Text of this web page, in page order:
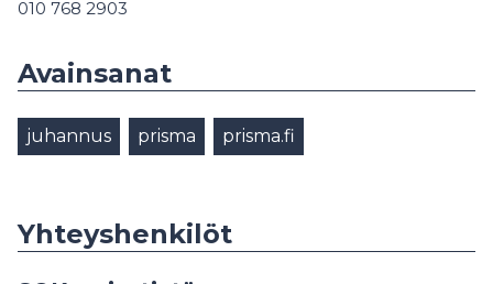
010 768 2903
Avainsanat
juhannus prisma prisma.fi
Yhteyshenkilöt